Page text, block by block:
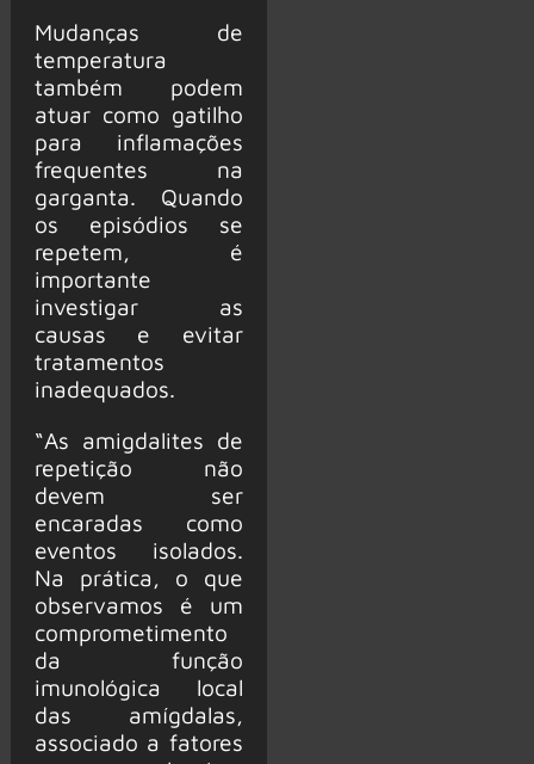
Mudanças de
temperatura
também podem
atuar como gatilho
para inflamações
frequentes na
garganta. Quando
os episódios se
repetem, é
importante
investigar as
causas e evitar
tratamentos
inadequados.
“As amigdalites de
repetição não
devem ser
encaradas como
eventos isolados.
Na prática, o que
observamos é um
comprometimento
da função
imunológica local
das amígdalas,
associado a fatores